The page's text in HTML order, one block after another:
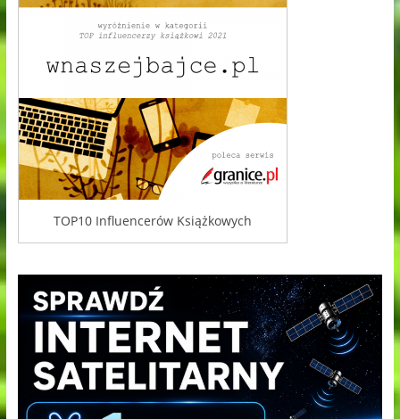
TOP10 Influencerów Książkowych